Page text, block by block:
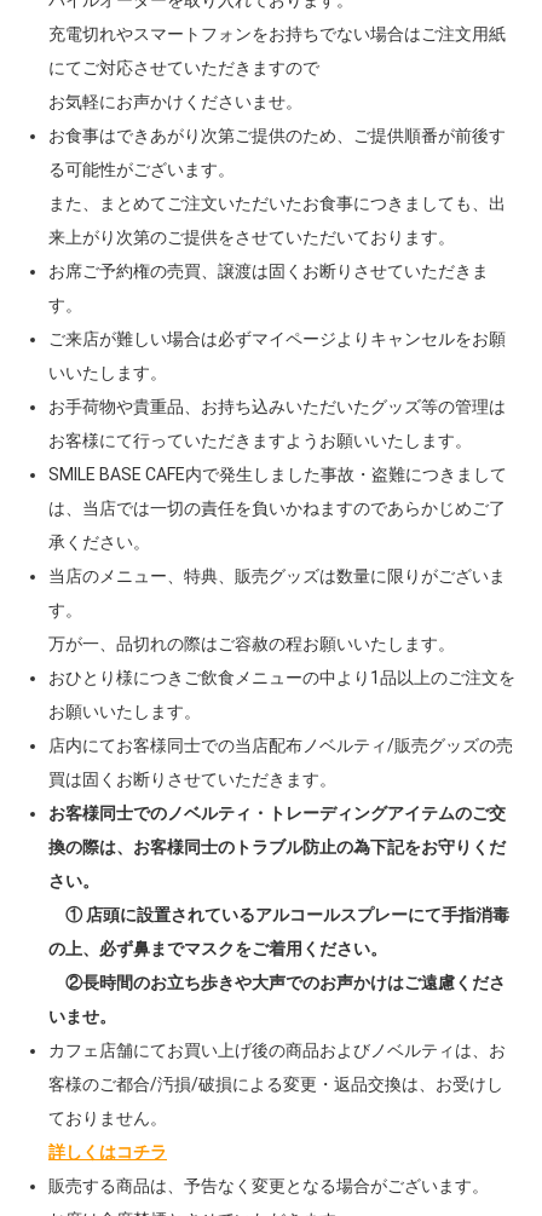
充電切れやスマートフォンをお持ちでない場合はご注文用紙
にてご対応させていただきますので
お気軽にお声かけくださいませ。
お食事はできあがり次第ご提供のため、ご提供順番が前後す
る可能性がございます。
また、まとめてご注文いただいたお食事につきましても、出
来上がり次第のご提供をさせていただいております。
お席ご予約権の売買、譲渡は固くお断りさせていただきま
す。
ご来店が難しい場合は必ずマイページよりキャンセルをお願
いいたします。
お手荷物や貴重品、お持ち込みいただいたグッズ等の管理は
お客様にて行っていただきますようお願いいたします。
SMILE BASE CAFE内で発生しました事故・盗難につきまして
は、当店では一切の責任を負いかねますのであらかじめご了
承ください。
当店のメニュー、特典、販売グッズは数量に限りがございま
す。
万が一、品切れの際はご容赦の程お願いいたします。
おひとり様につきご飲食メニューの中より1品以上のご注文を
お願いいたします。
店内にてお客様同士での当店配布ノベルティ/販売グッズの売
買は固くお断りさせていただきます。
お客様同士でのノベルティ・トレーディングアイテムのご交
換の際は、お客様同士のトラブル防止の為下記をお守りくだ
さい。
① 店頭に設置されているアルコールスプレーにて手指消毒
の上、必ず鼻までマスクをご着用ください。
②長時間のお立ち歩きや大声でのお声かけはご遠慮くださ
いませ。
カフェ店舗にてお買い上げ後の商品およびノベルティは、お
客様のご都合/汚損/破損による変更・返品交換は、お受けし
ておりません。
詳しくはコチラ
販売する商品は、予告なく変更となる場合がございます。